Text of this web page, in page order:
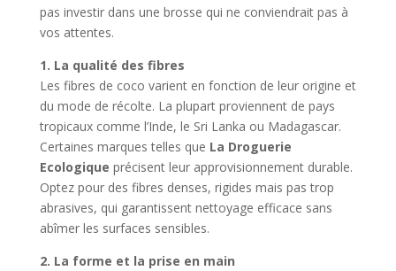
pas investir dans une brosse qui ne conviendrait pas à
vos attentes.
1. La qualité des fibres
Les fibres de coco varient en fonction de leur origine et
du mode de récolte. La plupart proviennent de pays
tropicaux comme l’Inde, le Sri Lanka ou Madagascar.
Certaines marques telles que La Droguerie
Ecologique précisent leur approvisionnement durable.
Optez pour des fibres denses, rigides mais pas trop
abrasives, qui garantissent nettoyage efficace sans
abîmer les surfaces sensibles.
2. La forme et la prise en main